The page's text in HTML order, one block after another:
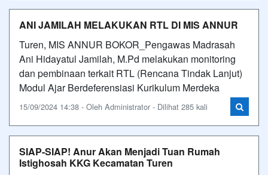
ANI JAMILAH MELAKUKAN RTL DI MIS ANNUR
Turen, MIS ANNUR BOKOR_Pengawas Madrasah
Ani Hidayatul Jamilah, M.Pd melakukan monitoring
dan pembinaan terkait RTL (Rencana Tindak Lanjut)
Modul Ajar Berdeferensiasi Kurikulum Merdeka
15/09/2024 14:38 - Oleh Administrator - Dilihat 285 kali
SIAP-SIAP! Anur Akan Menjadi Tuan Rumah
Istighosah KKG Kecamatan Turen